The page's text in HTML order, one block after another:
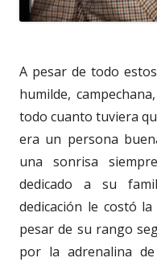
A pesar de todo
humilde,
todo cuanto tuviera
era un persona
una sonrisa
dedicado a su
dedicación le costó
pesar de su rango
por la adrenalina